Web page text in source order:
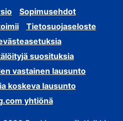
Sopimusehdot
Tietosuojaseloste
suosituksia
vastainen lausunto
koskeva lausunto
yhtiönä